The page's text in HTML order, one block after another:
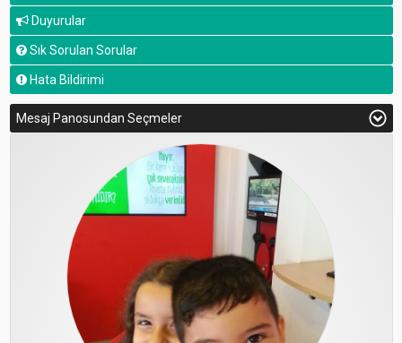
Duyurular
Sık Sorulan Sorular
Hata Bildirimi
Mesaj Panosundan Seçmeler